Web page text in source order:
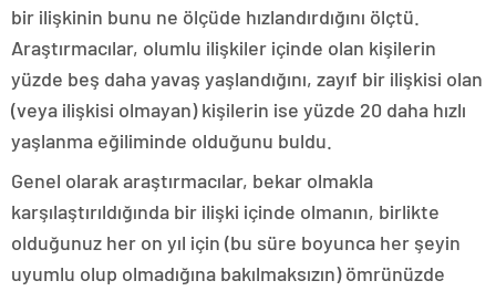
bir ilişkinin bunu ne ölçüde hızlandırdığını ölçtü.
Araştırmacılar, olumlu ilişkiler içinde olan kişilerin
yüzde beş daha yavaş yaşlandığını, zayıf bir ilişkisi olan
(veya ilişkisi olmayan) kişilerin ise yüzde 20 daha hızlı
yaşlanma eğiliminde olduğunu buldu.
Genel olarak araştırmacılar, bekar olmakla
karşılaştırıldığında bir ilişki içinde olmanın, birlikte
olduğunuz her on yıl için (bu süre boyunca her şeyin
uyumlu olup olmadığına bakılmaksızın) ömrünüzde